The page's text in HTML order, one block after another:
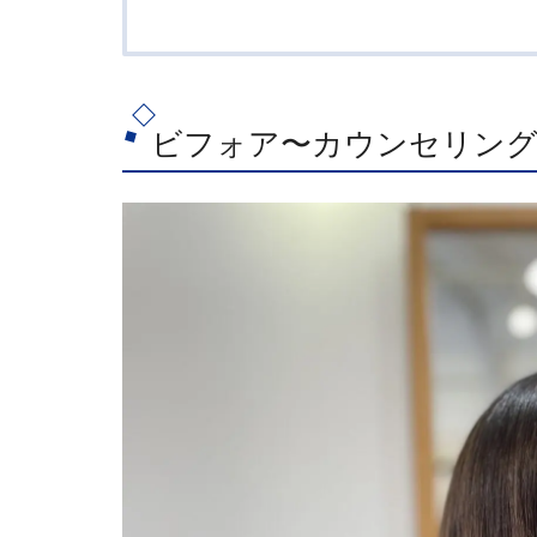
ビフォア〜カウンセリン